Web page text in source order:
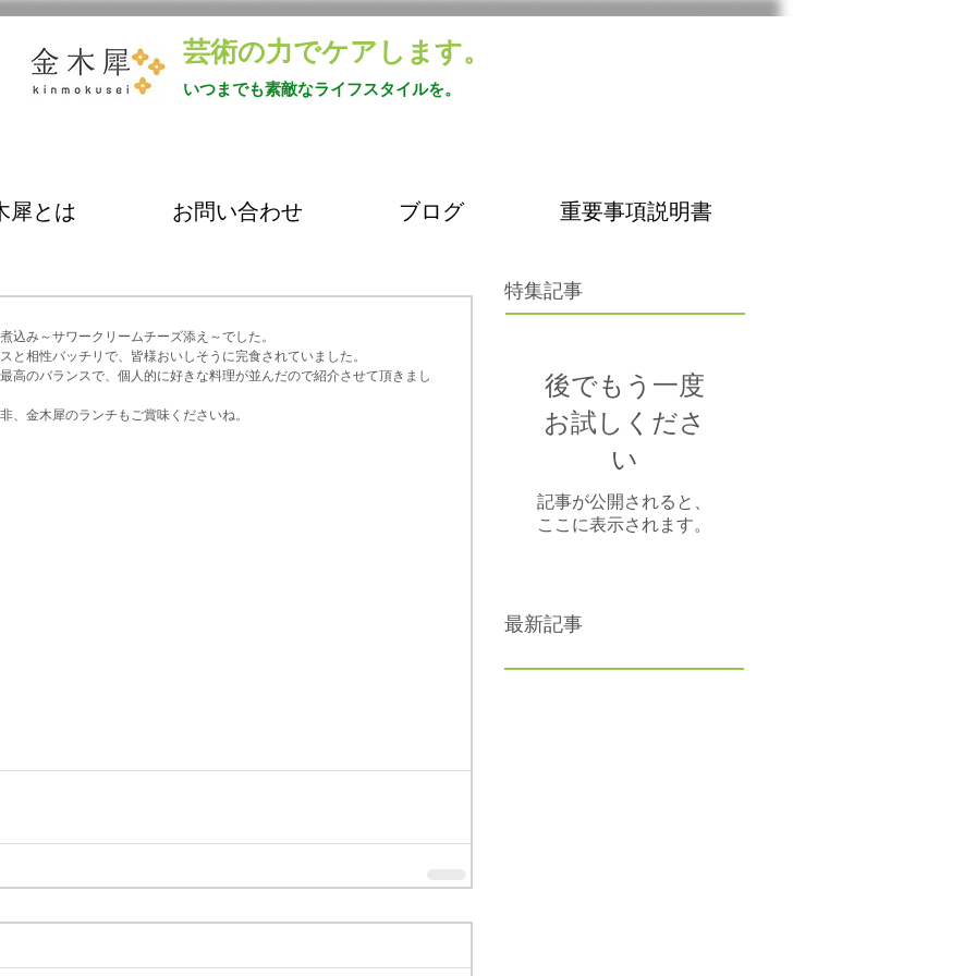
芸術の力でケアします。
いつまでも素敵なライフスタイルを。
犀とは お問い合わせ ブログ 重要事項説明書
込み～サワークリームチーズ添え～でした。
と相性バッチリで、皆様おいしそうに完食されていました。
高のバランスで、個人的に好きな料理が並んだので紹介させて頂きまし
、金木犀のランチもご賞味くださいね。
特集記事
後でもう一度
お試しくださ
い
記事が公開されると、
ここに表示されます。
最新記事